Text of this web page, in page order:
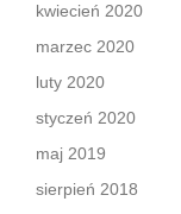
kwiecień 2020
marzec 2020
luty 2020
styczeń 2020
maj 2019
sierpień 2018